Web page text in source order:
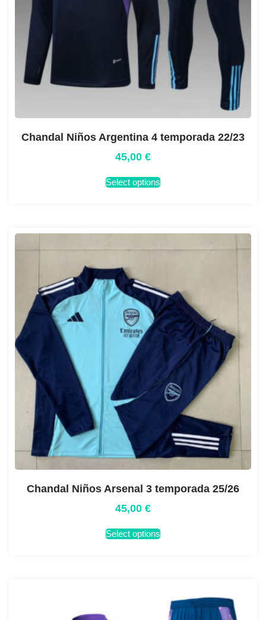
Chandal Niños Argentina 4 temporada 22/23
45,00 €
Select options
Chandal Niños Arsenal 3 temporada 25/26
45,00 €
Select options